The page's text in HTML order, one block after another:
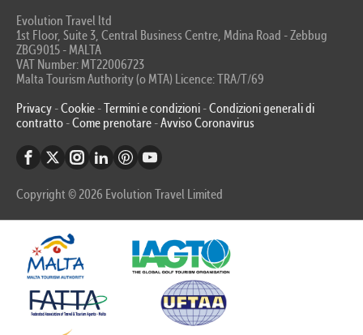
Evolution Travel ltd
1st Floor, Suite 3, Central Business Centre, Mdina Road - Zebbug
ZBG9015 - MALTA
VAT Number: MT22006723
Malta Tourism Authority (o MTA) Licence: TRA/T/69
Privacy -Cookie -Termini e condizioni -Condizioni generali di
contratto -Come prenotare -Avviso Coronavirus
Copyright © 2026 Evolution Travel Limited